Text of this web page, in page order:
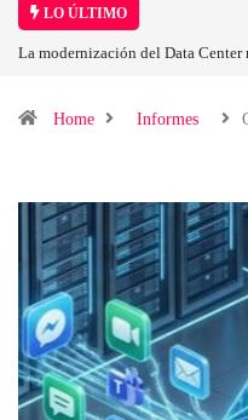
LO ÚLTIMO
cambio en el Los ingresos
Home Informes